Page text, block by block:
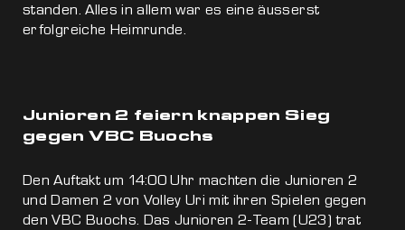
standen. Alles in allem war es eine äusserst
erfolgreiche Heimrunde.
Junioren 2 feiern knappen Sieg
gegen VBC Buochs
Den Auftakt um 14:00 Uhr machten die Junioren 2
und Damen 2 von Volley Uri mit ihren Spielen gegen
den VBC Buochs. Das Junioren 2-Team (U23) trat